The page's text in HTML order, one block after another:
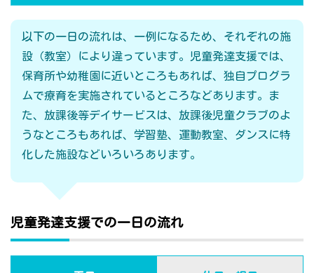
以下の一日の流れは、一例になるため、それぞれの施
設（教室）により違っています。児童発達支援では、
保育所や幼稚園に近いところもあれば、独自プログラ
ムで療育を実施されているところなどあります。ま
た、放課後等デイサービスは、放課後児童クラブのよ
うなところもあれば、学習塾、運動教室、ダンスに特
化した施設などいろいろあります。
児童発達支援での一日の流れ